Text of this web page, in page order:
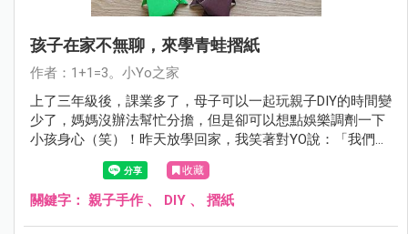
孩子在家不無聊，來學青蛙摺紙
作者：1+1=3。小Yo之家
上了三年級後，課業多了，母子可以一起玩親子DIY的時間變
少了，媽媽沒辦法幫忙分擔，但是卻可以想點娛樂調劑一下
小孩身心（笑）！昨天放學回家，我笑著對YO說：「我們今
天先不要寫功課，玩一下振奮精神怎麼樣？」「好啊，要玩
什麼？」「來玩青蛙跳！」說完，把我白天摺好的青蛙摺紙
拿出來跟兒子獻寶，他一臉驚訝：「你也太厲害了吧！」
收藏
關鍵字： 親子手作 、 DIY 、 摺紙